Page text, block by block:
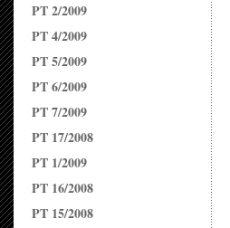
PT 2/2009
PT 4/2009
PT 5/2009
PT 6/2009
PT 7/2009
PT 17/2008
PT 1/2009
PT 16/2008
PT 15/2008